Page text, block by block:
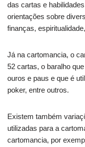
das cartas e
orientações sobre
finanças,
Já na cartomancia, o
52 cartas, o baralho
ouros e paus e que é
poker, entre outros.
Existem também
utilizadas para a
cartomancia, por